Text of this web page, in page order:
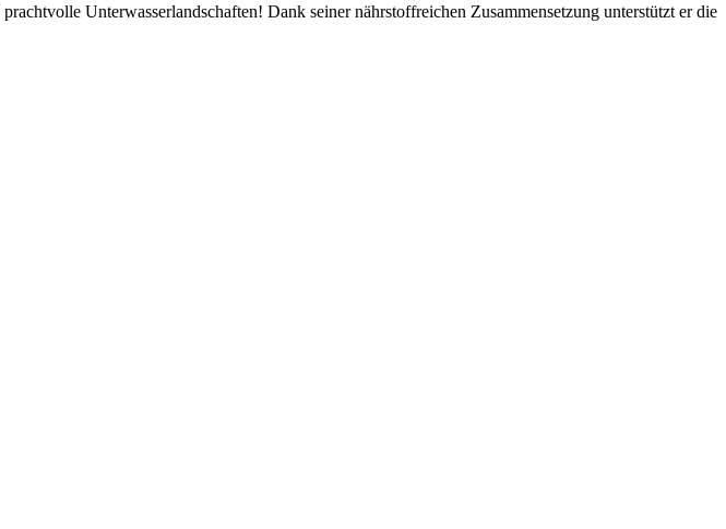
Unterwasserlandschaften! Dank seiner nährstoffreichen Zusammensetzung unterstützt er die